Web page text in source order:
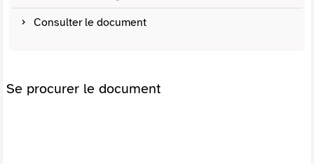
Consulter le document
Se procurer le document